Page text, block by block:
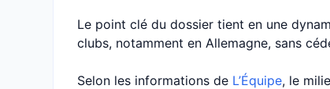
Le point clé du dossier tient en une
clubs, notamment en Allemagne, sans
Selon les informations de L’Équipe, le